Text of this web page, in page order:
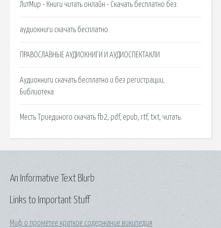
ЛитМир - Книги читать онлайн - Скачать бесплатно без.
аудиокниги скачать бесплатно.
ПРАВОСЛАВНЫЕ АУДИОКНИГИ И АУДИОСПЕКТАКЛИ
Аудиокниги скачать бесплатно и без регистрации,
Библиотека.
Месть Триединого скачать fb2, pdf, epub, rtf, txt, читать.
Links to Important Stuff
Миф о прометее краткое содержание википедия
An Informative Text Blurb